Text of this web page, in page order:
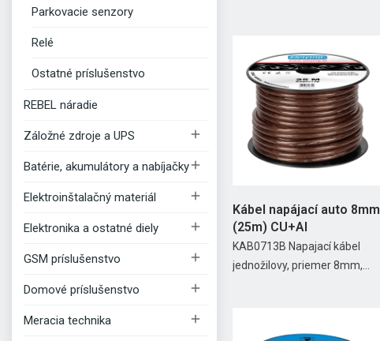
Parkovacie senzory
Relé
Ostatné príslušenstvo
REBEL náradie
Záložné zdroje a UPS 
Batérie, akumulátory a nabíjačky
Elektroinštalačný materiál 
Elektronika a ostatné diely 
GSM príslušenstvo 
Domové príslušenstvo 
Meracia technika 
Kábel napájací auto 8mm
(25m) CU+Al
KAB0713B Napajací kábel
jednožilovy, priemer 8mm,...